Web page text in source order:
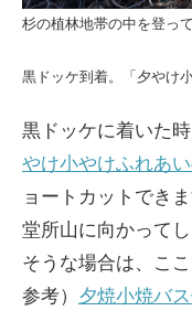
杉の植林地帯の中を登っ
黒ドッケ到着。「夕やけ
黒ドッケに着いた
やけ小やけふれあ
ョートカットできま
堂所山に向かって
そうな場合は、こ
参考） 夕焼小焼バ